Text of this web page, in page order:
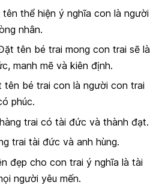
tên thể hiện ý nghĩa con là người
nhân.
tên bé trai mong con trai sẽ là
manh mẽ và kiên định.
tên bé trai con là người con trai
phúc.
trai có tài đức và thành đạt.
trai tài đức và anh hùng.
đẹp cho con trai ý nghĩa là tài
người yêu mến.